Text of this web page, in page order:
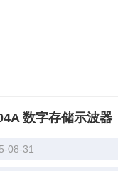
数字存储示波器
08-31